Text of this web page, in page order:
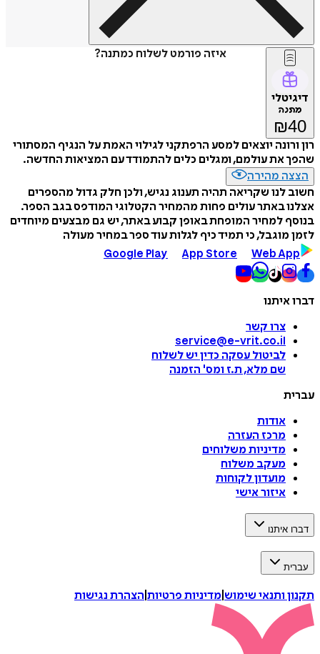
איזה פורמט לשלוח כמתנה?
דיגיטלי
מתנה
₪40
רון ורונה יוצאים למסע הרפתקני לגילוי האמת על הנגיף המסתורי
שהפך את עולמם, ומגלים כלים להתמודד עם המציאות החדשה.
הצצה מהירה
חשוב לנו שקריאה תהיה תענוג נגיש, ולכן חלק גדול מהספרים
אצלנו באתר עולים פחות מהמחיר הקטלוגי המודפס בגב הספר.
בנוסף למחיר המופחת באופן קבוע באתר, יש גם מבצעים מיוחדים
לזמן מוגבל, כי תמיד כיף לגלות עוד ספר במחיר מעולה
Google Play
App Store Web App
דברו איתנו
צרו קשר
service@e-vrit.co.il
לביטול עסקה כדין יש לשלוח
שם מלא, ת.ז ומס' הזמנה
עברית
אודות
מרכז העזרה
מדיניות משלוחים
מעקב משלוח
מועדון לקוחות
איזור אישי
דברו איתנו
עברית
תקנון ותנאי שימוש מדיניות פרטיות הצהרת נגישות